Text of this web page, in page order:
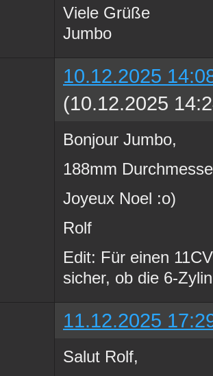
Viele Grüße
Jumbo
10.12.2025
(10.12.2025
Bonjour Jumbo,
188mm
Joyeux Noel :o)
Rolf
Edit: Für einen
sicher, ob die 6-
11.12.2025
Salut Rolf,